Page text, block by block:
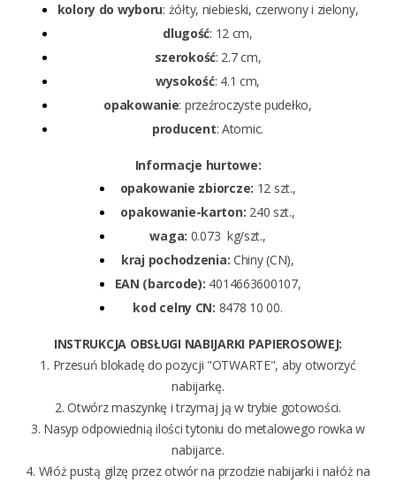
kolory do wyboru: żółty, niebieski, czerwony i zielony,
dlugość: 12 cm,
szerokość: 2.7 cm,
wysokość: 4.1 cm,
opakowanie: przeźroczyste pudełko,
producent: Atomic.
Informacje hurtowe:
opakowanie zbiorcze: 12 szt.,
opakowanie-karton: 240 szt.,
waga: 0.073 kg/szt.,
kraj pochodzenia: Chiny (CN),
EAN (barcode): 4014663600107,
kod celny CN: 8478 10 00.
INSTRUKCJA OBSŁUGI NABIJARKI PAPIEROSOWEJ:
1. Przesuń blokadę do pozycji "OTWARTE", aby otworzyć
nabijarkę.
2. Otwórz maszynkę i trzymaj ją w trybie gotowości.
3. Nasyp odpowiednią ilości tytoniu do metalowego rowka w
nabijarce.
4. Włóż pustą gilzę przez otwór na przodzie nabijarki i nałóż na